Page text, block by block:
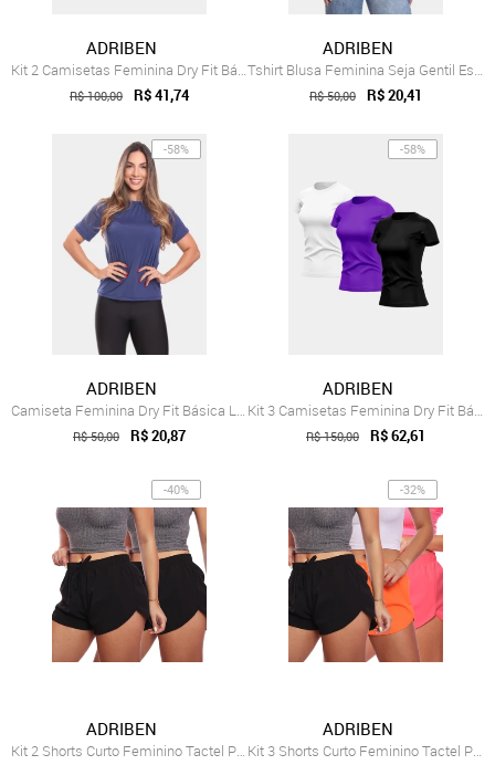
ADRIBEN
Kit 2 Camisetas Feminina Dry Fit Básica ...
R$ 100,00 R$ 41,74
ADRIBEN
Tshirt Blusa Feminina Seja Gentil Estamp...
R$ 50,00 R$ 20,41
-58%
ADRIBEN
Camiseta Feminina Dry Fit Básica Lisa Pr...
R$ 50,00 R$ 20,87
-58%
ADRIBEN
Kit 3 Camisetas Feminina Dry Fit Básica ...
R$ 150,00 R$ 62,61
-40%
ADRIBEN
Kit 2 Shorts Curto Feminino Tactel Praia...
-32%
ADRIBEN
Kit 3 Shorts Curto Feminino Tactel Praia...